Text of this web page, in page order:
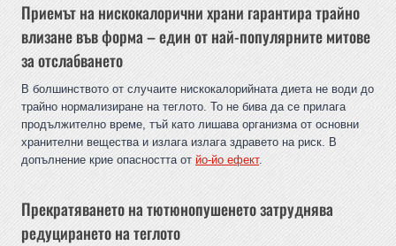
Приемът на нискокалорични храни гарантира трайно
влизане във форма – един от най-популярните митове
за отслабването
В болшинството от случаите нискокалорийната диета не води до
трайно нормализиране на теглото. То не бива да се прилага
продължително време, тъй като лишава организма от основни
хранителни вещества и излага излага здравето на риск. В
допълнение крие опасността от йо-йо ефект.
Прекратяването на тютюнопушенето затруднява
редуцирането на теглото